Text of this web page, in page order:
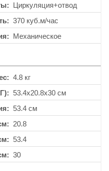
Циркуляция+отвод
370 куб.м/час
Механическое
4.8 кг
53.4x20.8x30 см
53.4 см
20.8
53.4
30